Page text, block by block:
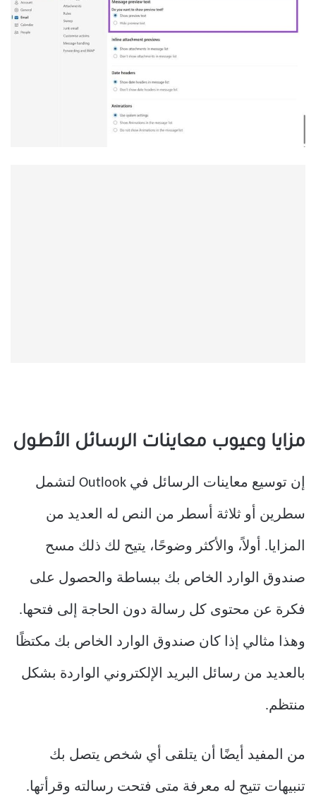
مزايا وعيوب معاينات الرسائل الأطول
إن توسيع معاينات الرسائل في Outlook لتشمل
سطرين أو ثلاثة أسطر من النص له العديد من
المزايا. أولاً، والأكثر وضوحًا، يتيح لك ذلك مسح
صندوق الوارد الخاص بك ببساطة والحصول على
فكرة عن محتوى كل رسالة دون الحاجة إلى فتحها.
وهذا مثالي إذا كان صندوق الوارد الخاص بك مكتظًا
بالعديد من رسائل البريد الإلكتروني الواردة بشكل
منتظم.
من المفيد أيضًا أن يتلقى أي شخص يتصل بك
تنبيهات تتيح له معرفة متى فتحت رسالته وقرأتها.